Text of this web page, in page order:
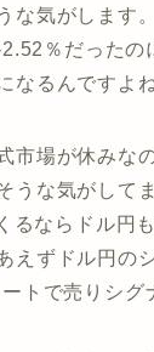
な気がします。
％だったの
なるんですよ
市場が休みな
うな気がしてま
るならドル円
えずドル円の
トで売りシグ